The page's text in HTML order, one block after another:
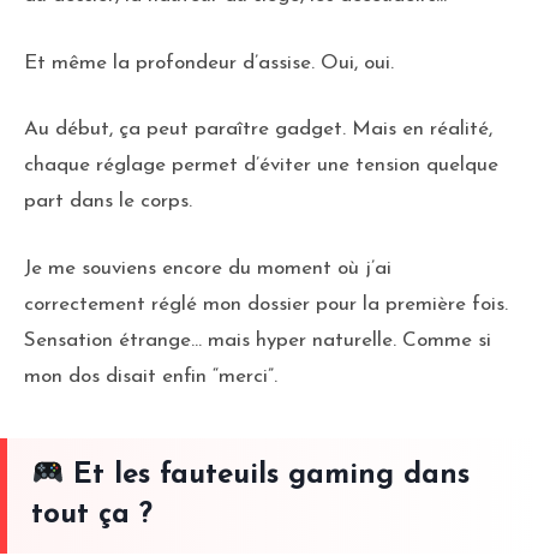
Et même la profondeur d’assise. Oui, oui.
Au début, ça peut paraître gadget. Mais en réalité,
chaque réglage permet d’éviter une tension quelque
part dans le corps.
Je me souviens encore du moment où j’ai
correctement réglé mon dossier pour la première fois.
Sensation étrange… mais hyper naturelle. Comme si
mon dos disait enfin “merci”.
Et les fauteuils gaming dans
tout ça ?